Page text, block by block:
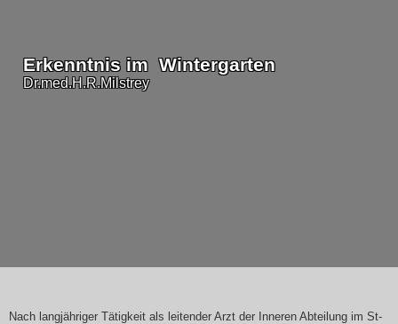
Erkenntnis im Wintergarten
Dr.med.H.R.Milstrey
Nach langjähriger Tätigkeit als leitender Arzt der Inneren Abteilung im St-